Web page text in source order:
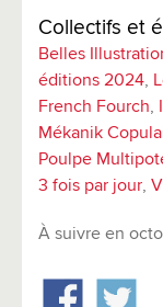
Collectifs et
Belles
éditions 2024,
French Fourch,
Mékanik
Poulpe
3 fois par jour,
À suivre en